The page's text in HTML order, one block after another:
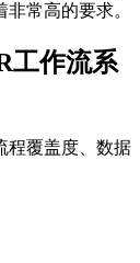
常高的要求。
工作流系
程覆盖度、数据